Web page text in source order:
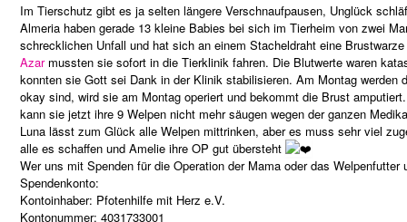
Im Tierschutz gibt es ja selten längere Verschnaufpausen, Unglück
Almeria haben gerade 13 kleine Babies bei sich im Tierheim von zwei
schrecklichen Unfall und hat sich an einem Stacheldraht eine
Azarmussten sie sofort in die Tierklinik fahren. Die Blutwerte waren
konnten sie Gott sei Dank in der Klinik stabilisieren. Am Montag werden
okay sind, wird sie am Montag operiert und bekommt die Brust
kann sie jetzt ihre 9 Welpen nicht mehr säugen wegen der ganzen
Luna lässt zum Glück alle Welpen mittrinken, aber es muss sehr viel
alle es schaffen und Amelie ihre OP gut übersteht
Wer uns mit Spenden für die Operation der Mama oder das
Spendenkonto:
Kontoinhaber: Pfotenhilfe mit Herz e.V.
Kontonummer: 4031733001